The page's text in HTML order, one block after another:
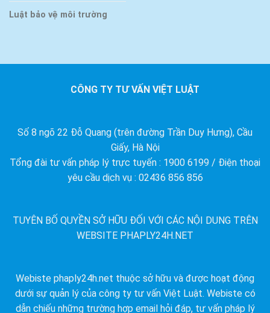
Luật bảo vệ môi trường
CÔNG TY TƯ VẤN VIỆT LUẬT
Số 8 ngõ 22 Đỗ Quang (trên đường Trần Duy Hưng), Cầu
Giấy, Hà Nội
Tổng đài tư vấn pháp lý trực tuyến : 1900 6199 / Điện thoại
yêu cầu dịch vụ : 02436 856 856
TUYÊN BỐ QUYỀN SỞ HỮU ĐỐI VỚI CÁC NỘI DUNG TRÊN
WEBSITE PHAPLY24H.NET
Webiste phaply24h.net thuộc sở hữu và được hoạt động
dưới sự quản lý của công ty tư vấn Việt Luật. Webiste có
dẫn chiếu những trường hợp email hỏi đáp, tư vấn pháp lý